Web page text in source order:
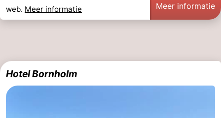
Sporten
Fietsen
-
Wandelen
-
web. Meer informatie Meer informatie
Hotel Bornholm